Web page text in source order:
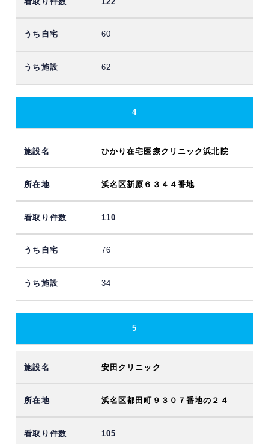
60
62
4
ひかり在宅医療クリニック浜北院
浜名区新原６３４４番地
110
76
34
5
安田クリニック
浜名区都田町９３０７番地の２４
105